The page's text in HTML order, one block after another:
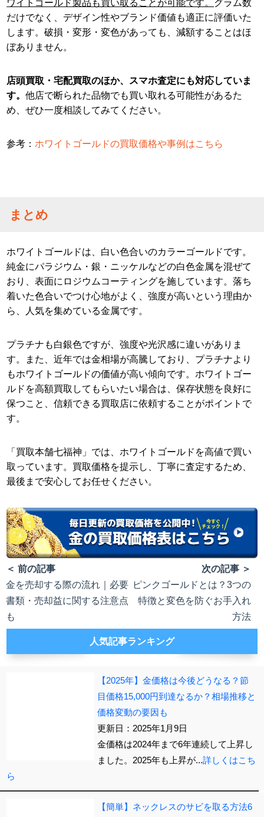
ワイトゴールド製品も買い取ることが可能です。 グラム数
だけでなく、デザイン性やブランド価値も適正に評価いた
します。破損・変形・変色があっても、減額することはほ
ぼありません。
店頭買取・宅配買取のほか、スマホ査定にも対応していま
す。他店で断られた品物でも買い取れる可能性があるた
め、ぜひ一度相談してみてください。
参考： ホワイトゴールドの買取価格や事例はこちら
まとめ
ホワイトゴールドは、白い色合いのカラーゴールドです。
純金にパラジウム・銀・ニッケルなどの白色金属を混ぜて
おり、表面にロジウムコーティングを施しています。落ち
着いた色合いでつけ心地がよく、強度が高いという理由か
ら、人気を集めている金属です。
プラチナも白銀色ですが、強度や光沢感に違いがありま
す。また、近年では金相場が高騰しており、プラチナより
もホワイトゴールドの価値が高い傾向です。ホワイトゴー
ルドを高額買取してもらいたい場合は、保存状態を良好に
保つこと、信頼できる買取店に依頼することがポイントで
す。
「買取本舗七福神」では、ホワイトゴールドを高値で買い
取っています。買取価格を提示し、丁寧に査定するため、
最後まで安心してお任せください。
＜ 前の記事
金を売却する際の流れ｜必要
書類・売却益に関する注意点
も
次の記事 ＞
ピンクゴールドとは？3つの
特徴と変色を防ぐお手入れ
方法
人気記事ランキング
【2025年】金価格は今後どうなる？節
目価格15,000円到達なるか？相場推移と
価格変動の要因も
更新日：2025年1月9日
金価格は2024年まで6年連続して上昇し
ました。2025年も上昇が...詳しくはこち
ら
【簡単】ネックレスのサビを取る方法6